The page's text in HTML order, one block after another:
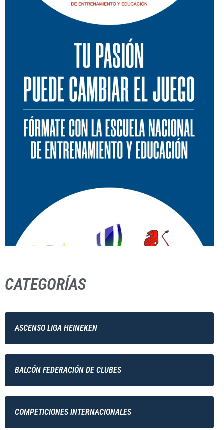
CATEGORÍAS
ASCENSO LIGA HEINEKEN
BALCÓN FEDERACIÓN DE CLUBES
COMPETICIONES INTERNACIONALES